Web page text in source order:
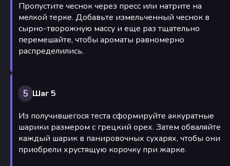
Пропустите чеснок через пресс или натрите на
мелкой терке. Добавьте измельченный чеснок в
сырно-творожную массу и еще раз тщательно
перемешайте, чтобы ароматы равномерно
распределились.
5 Шаг 5
Из получившегося теста сформируйте аккуратные
шарики размером с грецкий орех. Затем обваляйте
каждый шарик в панировочных сухарях, чтобы они
приобрели хрустящую корочку при жарке.